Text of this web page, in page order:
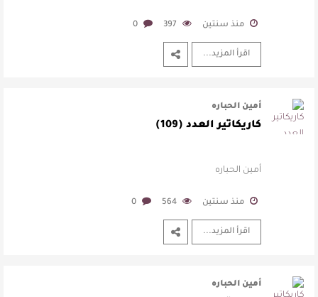
منذ سنتين 397
0
اقرأ المزيد...
أمين الحباره
كاريكاتير العدد (109)
أمين الحباره
منذ سنتين 564
0
اقرأ المزيد...
أمين الحباره